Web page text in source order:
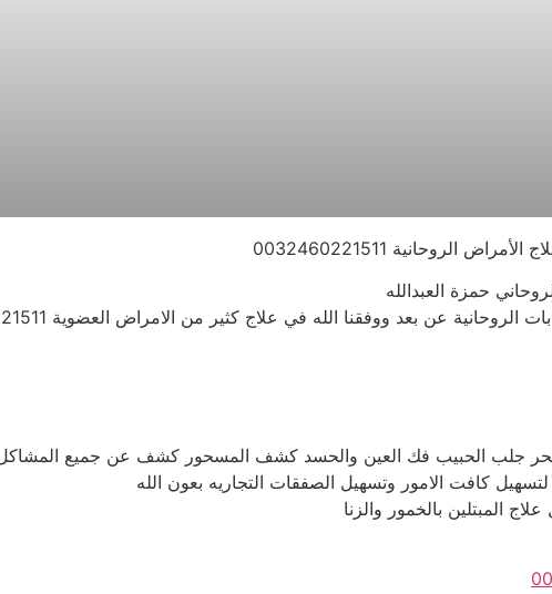
0032460221511
حمزة العبدالله
عن بعد ووفقنا الله في علاج كثير من الامراض العضوية 0032460221511
جلب الحبيب فك العين والحسد كشف المسحور كشف عن جميع
كافت الامور وتسهيل الصفقات التجاريه بعون الله
المبتلين بالخمور والزنا